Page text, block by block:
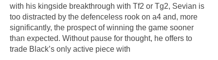
with his kingside breakthrough with Tf2 or Tg2, Sevian is
too distracted by the defenceless rook on a4 and, more
significantly, the prospect of winning the game sooner
than expected. Without pause for thought, he offers to
trade Black’s only active piece with